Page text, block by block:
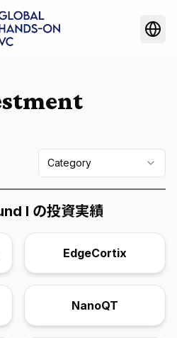
Category
I の投資実績
EdgeCortix
NanoQT